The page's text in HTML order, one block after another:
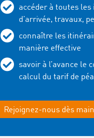
accéder à toutes
d’arrivée, travaux,
connaître les
manière effective
savoir à l’avance le
calcul du tarif de
Rejoignez-nous dès